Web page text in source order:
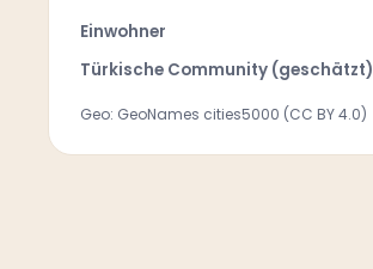
Einwohner
Türkische Community (geschätzt)
Geo: GeoNames cities5000 (CC BY 4.0)